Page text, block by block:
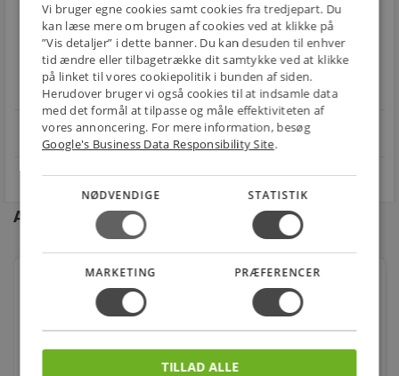
E-MÆRKET
Handle trygt hos
os
local_shipping
BILLIG
FRAGT
Fra 49,00 kr.
restart_alt
30 DAGES
RETUR
Nem returnering
star4.1 på Trustpilot 11,691 anmeldelser
Andre kunder købte også
Lavabo studio gulvstående toilet inkl. slim sæde
820x620x360mm 4/6l skjult lås hvid
Varenr.: 604299300
2.398,00 kr.
Vi bruger egne cookies samt cookies fra tredjepart. Du
kan læse mere om brugen af cookies ved at klikke på
”Vis detaljer” i dette banner. Du kan desuden til enhver
tid ændre eller tilbagetrække dit samtykke ved at klikke
på linket til vores cookiepolitik i bunden af siden.
Herudover bruger vi også cookies til at indsamle data
med det formål at tilpasse og måle effektiviteten af
vores annoncering. For mere information, besøg
Google's Business Data Responsibility Site.
NØDVENDIGE STATISTIK
MARKETING PRÆFERENCER
TILLAD ALLE